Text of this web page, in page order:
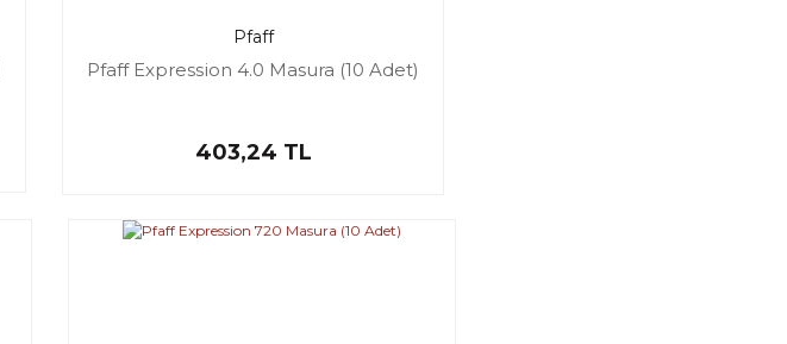
Pfaff
Pfaff Expression 4.0 Masura (10 Adet)
403,24 TL